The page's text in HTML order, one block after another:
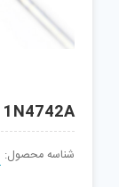
1N4742A
شناسه محصول: